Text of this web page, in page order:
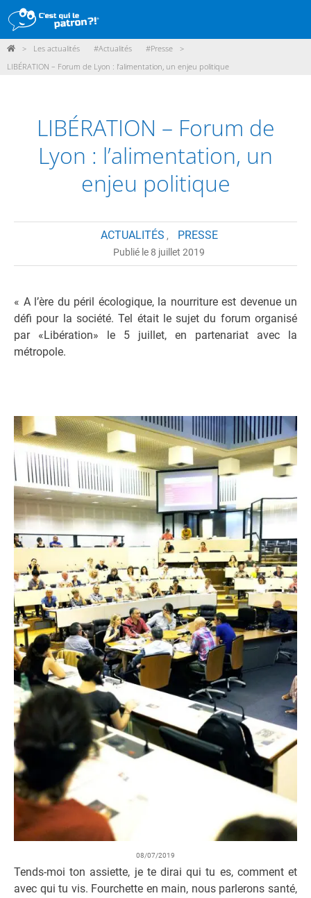
DÉMARCHE
POINTS DE VENTE
PARTICIPER
ACTUALITÉS
> Les actualités #Actualités #Presse
>
LIBÉRATION – Forum de Lyon : l’alimentation, un enjeu politique
LIBÉRATION – Forum de
Lyon : l’alimentation, un
enjeu politique
ACTUALITÉS , PRESSE
Publié le 8 juillet 2019
« A l’ère du péril écologique, la nourriture est devenue un
défi pour la société. Tel était le sujet du forum organisé
par «Libération» le 5 juillet, en partenariat avec la
métropole.
08/07/2019
Tends-moi ton assiette, je te dirai qui tu es, comment et
avec qui tu vis. Fourchette en main, nous parlerons santé,